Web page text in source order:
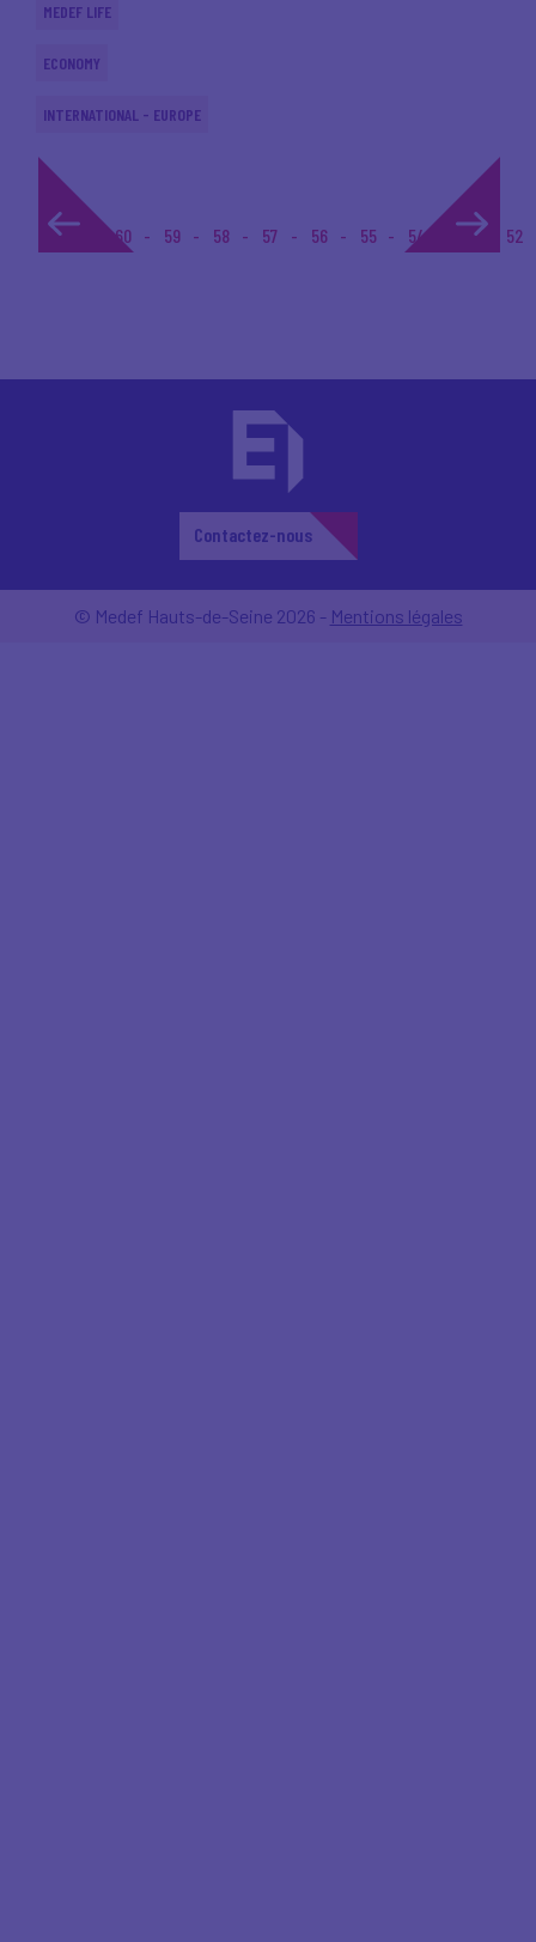
MEDEF LIFE
ECONOMY
INTERNATIONAL - EUROPE
1... 60 59 58 57 56 55 54 53 52
Contactez-nous
© Medef Hauts-de-Seine 2026 - Mentions légales